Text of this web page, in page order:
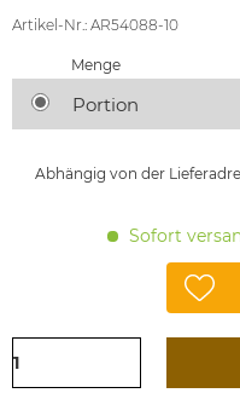
Artikel-Nr.: AR54088-10
Menge
Portion
Abhängig von der
Sofort